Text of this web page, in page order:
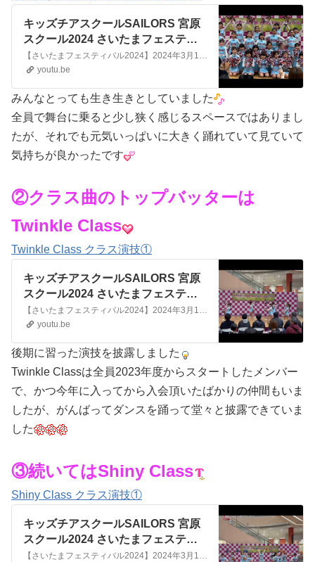
キッズチアスクールSAILORS 宮原
スクール2024 さいたまフェスティ
バル① @kidscheerschool_sailors 【さいたまフェスティバル2024】2024年3月10（日）イオンモール与野にてSAILORS宮原スクールによるオープニングパフォーマンス曲:CHEER MIX⚓️キッズチアスクールSAILORS❤️🤍💙HP...https://www.sailors-cheerschool.comInstagram...ht...
youtu.be
みんなとっても生き生きとしていました
全員で舞台に乗ると少し狭く感じるスペースではありまし
たが、それでも元気いっぱいに大きく踊れていて見ていて
気持ちが良かったです
②クラス曲のトップバッターは
Twinkle Class
Twinkle Class クラス演技①
キッズチアスクールSAILORS 宮原
スクール2024 さいたまフェスティ
バル② @kidscheerschool_sailors 【さいたまフェスティバル2024】2024年3月10（日）イオンモール与野にてSAILORS宮原スクールTwinkle Classによるクラス演技①曲:Under the Sea / 平井大⚓️キッズチアスクールSAILORS❤️🤍💙HP...https://www.sailors-cheerschool.c...
youtu.be
後期に習った演技を披露しました
Twinkle Classは全員2023年度からスタートしたメンバー
で、かつ今年に入ってから入会頂いたばかりの仲間もいま
したが、がんばってダンスを踊って堂々と披露できていま
した
③続いてはShiny Class
Shiny Class クラス演技①
キッズチアスクールSAILORS 宮原
スクール2024 さいたまフェスティ
バル③ @kidscheerschool_sailors 【さいたまフェスティバル2024】2024年3月10（日）イオンモール与野にてSAILORS宮原スクールShiny Classによるクラス演技①曲:Green Green Grass / George Ezra⚓️キッズチアスクールSAILORS❤️🤍💙HP...https://www.sailors-che...